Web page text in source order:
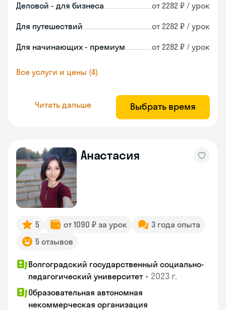
Деловой - для бизнеса от 2282 ₽ / урок
Для путешествий от 2282 ₽ / урок
Для начинающих - премиум от 2282 ₽ / урок
Все услуги и цены (4)
Читать дальше Выбрать время
Анастасия
5 от 1090 ₽ за урок
3 года опыта
5 отзывов
Волгоградский государственный социально-
педагогический университет • 2023 г.
Образовательная автономная
некоммерческая организация